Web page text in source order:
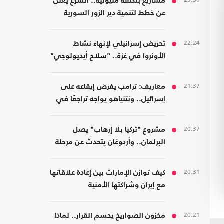
عن خطط لتنمية دير الزور السورية
22:24
تحريض إسرائيلي لإنهاء نشاط
الأونروا في غزة.. "سلاح أيديولوجي"
21:37
معاريف: ترامب يفرض إيقاعه على
إسرائيل.. ونتنياهو يواجه تراجعًا في
20:37
مشروع "تركيا بلا إرهاب" يصل
البرلمان.. وأردوغان يتحدث عن مرحلة
20:31
كيف توازن الإمارات بين إعادة علاقاتها
مع إيران وشراكتها الأمنية
20:21 مخزون الصواريخ يحسم القرار.. لماذا